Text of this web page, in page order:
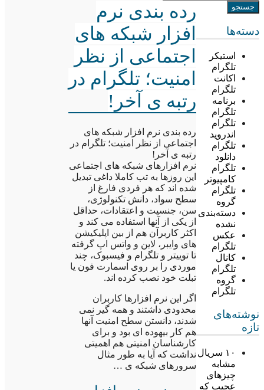
دسته‌ها
استیکر
تلگرام
اکانت
تلگرام
برنامه
تلگرام
تلگرام
اندروید
تلگرام
دانلود
تلگرام
کامپیوتر
تلگرام
گروه
دسته‌بندی
نشده
عکس
تلگرام
کانال
تلگرام
گروه
تلگرام
نوشته‌های
تازه
۱۰ سریال
مشابه
چیزهای
عجیب که
رده بندی نرم
افزار شبکه های
اجتماعی از نظر
امنیت؛ تلگرام در
رتبه ی آخر!
رده بندی نرم افزار شبکه های
اجتماعی از نظر امنیت؛ تلگرام در
رتبه ی آخر!
نرم افزارهای شبکه های اجتماعی
این روزها به تب کاملا داغی تبدیل
شده اند که هر فردی فارغ از
سطح سواد، دانش تکنولوژی،
سن، جنسیت و اعتقادات، حداقل
از یکی از آنها استفاده می کند و
اکثر کاربرآن هم از بین اپلیکیشن
های وایبر، لاین و واتس اپ گرفته
تا توییتر و تلگرام و فیسبوک، چند
موردی را بر روی اسمارت فون یا
تبلت خود نصب کرده اند.
اگر این نرم افزارها کاربران
محدودی داشتند و همه گیر نمی
شدند، دانستن سطح امنیت آنها
هم کار بیهوده ای بود و برای
کارشناسان امنیتی هم اهمیتی
نداشت که آیا به طور مثال
سرورهای شبکه ی …